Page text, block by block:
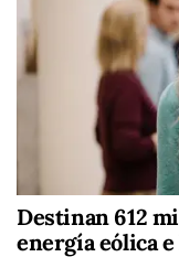
Destinan 612
energía eólica